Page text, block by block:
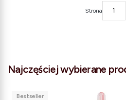
Strona
Najczęściej wybierane
Bestseller